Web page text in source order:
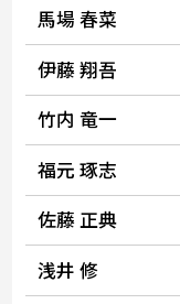
馬場 春菜
伊藤 翔吾
竹内 竜一
福元 琢志
佐藤 正典
浅井 修